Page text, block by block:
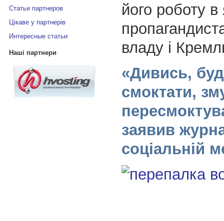
Статьи партнеров
Цікаве у партнерів
Интересные статьи
Наші партнери
його роботу в
владу і
«Дивись,
смоктати,
заявив
соціальній